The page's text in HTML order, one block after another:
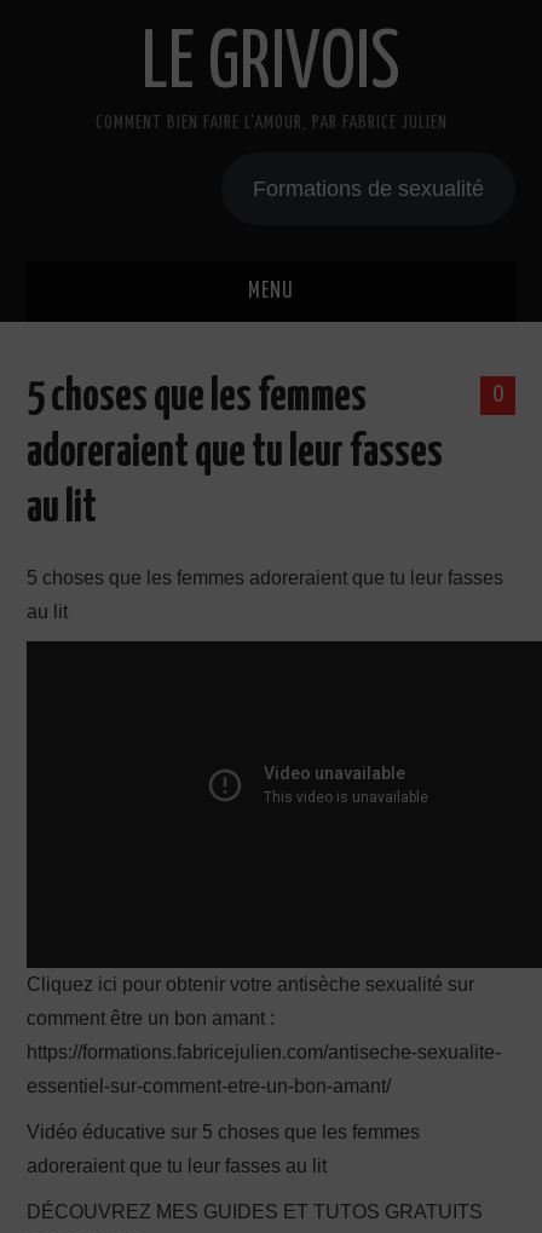
LE GRIVOIS
COMMENT BIEN FAIRE L'AMOUR, PAR FABRICE JULIEN
Formations de sexualité
MENU
A PROPOS
PRODUCTION X
0
5 choses que les femmes
adoreraient que tu leur fasses
au lit
5 choses que les femmes adoreraient que tu leur fasses
au lit
Cliquez ici pour obtenir votre antisèche sexualité sur
comment être un bon amant :
https://formations.fabricejulien.com/antiseche-sexualite-
essentiel-sur-comment-etre-un-bon-amant/
Vidéo éducative sur 5 choses que les femmes
adoreraient que tu leur fasses au lit
DÉCOUVREZ MES GUIDES ET TUTOS GRATUITS